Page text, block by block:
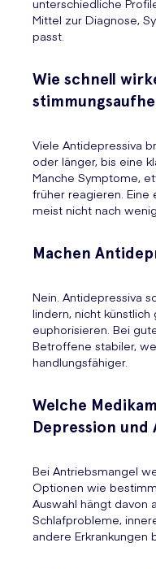
unterschiedliche
Mittel zur Diagnose,
passt.
Wie schnell
Viele Antidepressiva
oder länger, bis eine
Manche Symptome,
früher reagieren.
meist nicht nach
Machen
Nein. Antidepressiva
lindern, nicht
euphorisieren. Bei
Betroffene stabiler,
handlungsfähiger.
Welche
Depression und
Bei Antriebsmangel
Optionen wie
Auswahl hängt davon
Schlafprobleme,
andere Erkrankungen